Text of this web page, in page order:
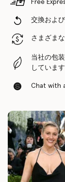
Free
交換およ
さまざま
当社の包
しています
Chat with